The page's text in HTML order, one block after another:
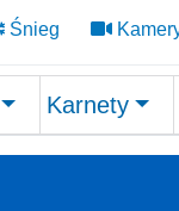
Śnieg
Karnety